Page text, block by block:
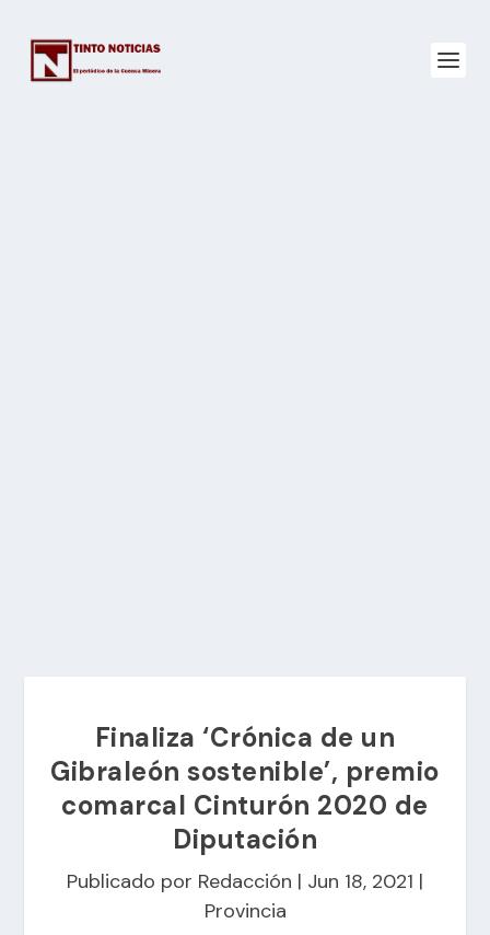
Finaliza ‘Crónica de un
Gibraleón sostenible’, premio
comarcal Cinturón 2020 de
Diputación
Publicado por Redacción | Jun 18, 2021 |
Provincia